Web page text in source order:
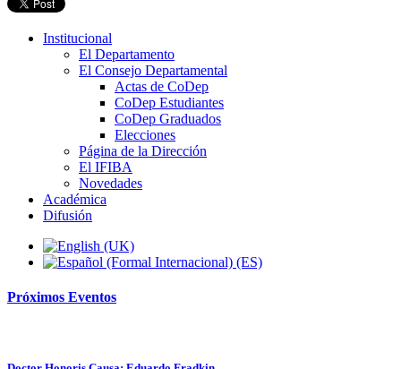
Institucional
El Departamento
El Consejo Departamental
Actas de CoDep
CoDep Estudiantes
CoDep Graduados
Elecciones
Página de la Dirección
El IFIBA
Novedades
Académica
Difusión
Próximos Eventos